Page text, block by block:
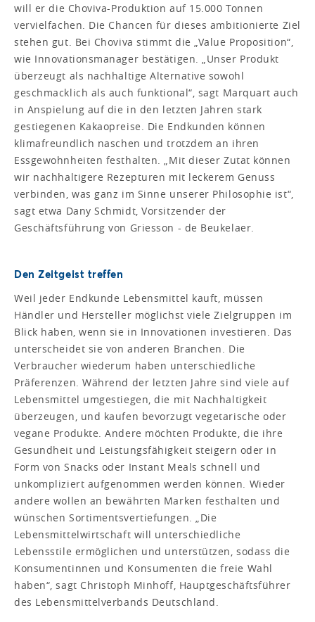
will er die Choviva-Produktion auf 15.000 Tonnen
vervielfachen. Die Chancen für dieses ambitionierte Ziel
stehen gut. Bei Choviva stimmt die „Value Proposition“,
wie Innovationsmanager bestätigen. „Unser Produkt
überzeugt als nachhaltige Alternative sowohl
geschmacklich als auch funktional“, sagt Marquart auch
in Anspielung auf die in den letzten Jahren stark
gestiegenen Kakaopreise. Die Endkunden können
klimafreundlich naschen und trotzdem an ihren
Essgewohnheiten festhalten. „Mit dieser Zutat können
wir nachhaltigere Rezepturen mit leckerem Genuss
verbinden, was ganz im Sinne unserer Philosophie ist“,
sagt etwa Dany Schmidt, Vorsitzender der
Geschäftsführung von Griesson - de Beukelaer.
Den Zeitgeist treffen
Weil jeder Endkunde Lebensmittel kauft, müssen
Händler und Hersteller möglichst viele Zielgruppen im
Blick haben, wenn sie in Innovationen investieren. Das
unterscheidet sie von anderen Branchen. Die
Verbraucher wiederum haben unterschiedliche
Präferenzen. Während der letzten Jahre sind viele auf
Lebensmittel umgestiegen, die mit Nachhaltigkeit
überzeugen, und kaufen bevorzugt vegetarische oder
vegane Produkte. Andere möchten Produkte, die ihre
Gesundheit und Leistungsfähigkeit steigern oder in
Form von Snacks oder Instant Meals schnell und
unkompliziert aufgenommen werden können. Wieder
andere wollen an bewährten Marken festhalten und
wünschen Sortimentsvertiefungen. „Die
Lebensmittelwirtschaft will unterschiedliche
Lebensstile ermöglichen und unterstützen, sodass die
Konsumentinnen und Konsumenten die freie Wahl
haben“, sagt Christoph Minhoff, Hauptgeschäftsführer
des Lebensmittelverbands Deutschland.